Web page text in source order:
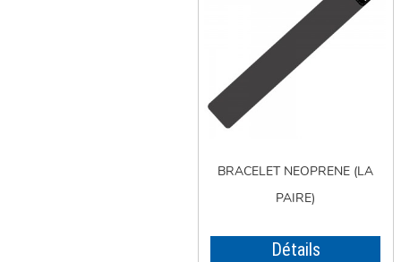
BRACELET NEOPRENE (LA
PAIRE)
Détails